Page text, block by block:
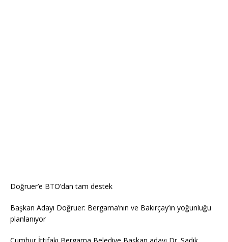
Doğruer’e BTO’dan tam destek
Başkan Adayı Doğruer: Bergama’nın ve Bakırçay’ın yoğunluğu
planlanıyor